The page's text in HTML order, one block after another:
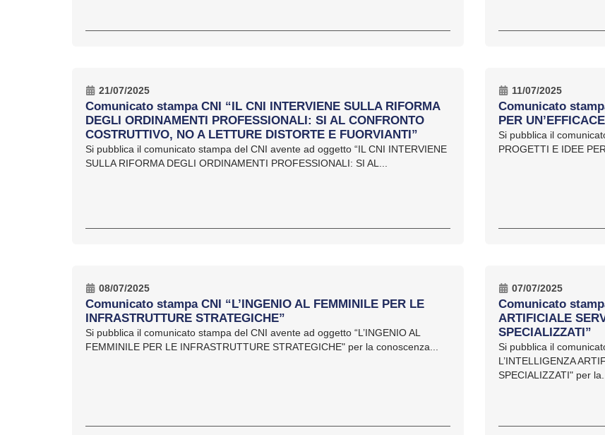
21/07/2025
Comunicato stampa CNI “IL CNI INTERVIENE SULLA RIFORMA
DEGLI ORDINAMENTI PROFESSIONALI: SI AL CONFRONTO
COSTRUTTIVO, NO A LETTURE DISTORTE E FUORVIANTI”
Si pubblica il comunicato stampa del CNI avente ad oggetto “IL CNI INTERVIENE
SULLA RIFORMA DEGLI ORDINAMENTI PROFESSIONALI: SI AL...
11/07/2025
Comunicato
PER
Si pubblica il
PROGETTI E IDEE
08/07/2025
Comunicato stampa CNI “L’INGENIO AL FEMMINILE PER LE
INFRASTRUTTURE STRATEGICHE”
Si pubblica il comunicato stampa del CNI avente ad oggetto “L’INGENIO AL
FEMMINILE PER LE INFRASTRUTTURE STRATEGICHE" per la conoscenza...
07/07/2025
Comunicato
ARTIFICIALE
SPECIALIZZATI”
Si pubblica il
L’INTELLIGENZA
SPECIALIZZATI" per la...